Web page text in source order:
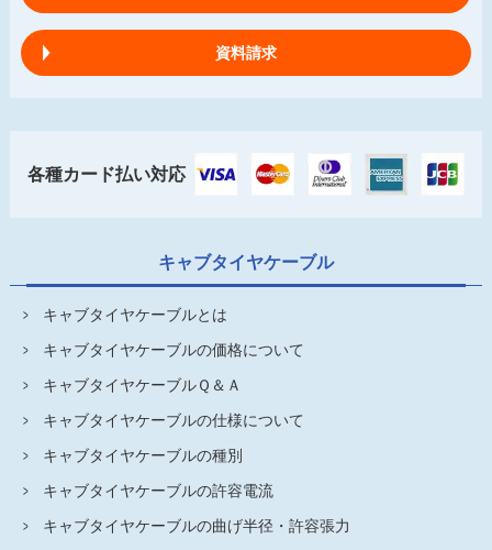
資料請求
各種カード払い対応
キャブタイヤケーブル
キャブタイヤケーブルとは
キャブタイヤケーブルの価格について
キャブタイヤケーブルＱ＆Ａ
キャブタイヤケーブルの仕様について
キャブタイヤケーブルの種別
キャブタイヤケーブルの許容電流
キャブタイヤケーブルの曲げ半径・許容張力